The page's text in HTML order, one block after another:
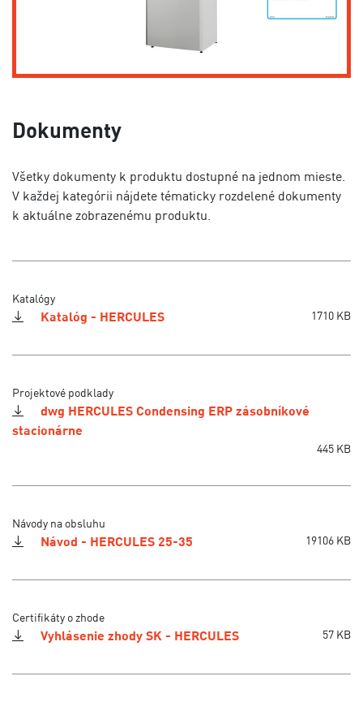
Dokumenty
Všetky dokumenty k produktu dostupné na jednom mieste.
V každej kategórii nájdete tématicky rozdelené dokumenty
k aktuálne zobrazenému produktu.
Katalógy
Katalóg - HERCULES 1710 KB
Projektové podklady
dwg HERCULES Condensing ERP zásobníkové
stacionárne
445 KB
Návody na obsluhu
Návod - HERCULES 25-35 19106 KB
Certifikáty o zhode
Vyhlásenie zhody SK - HERCULES 57 KB